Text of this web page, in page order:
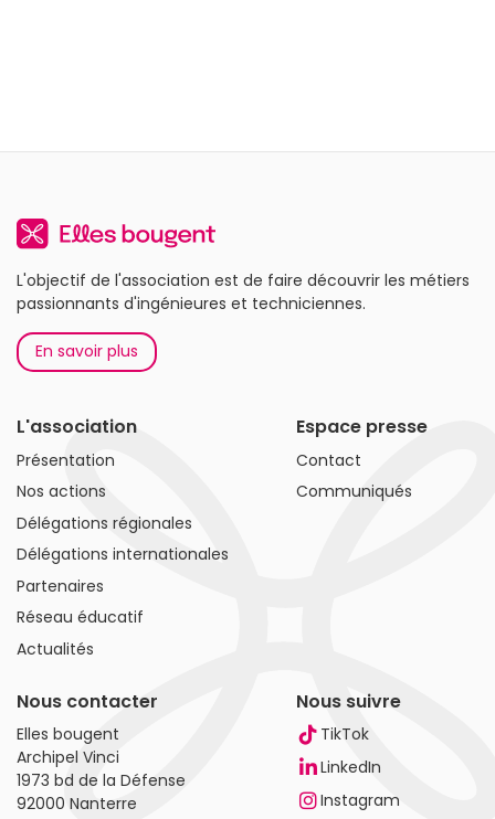
L'objectif de l'association est de faire découvrir les métiers
passionnants d'ingénieures et techniciennes.
En savoir plus
L'association
Présentation
Nos actions
Délégations régionales
Délégations internationales
Partenaires
Réseau éducatif
Actualités
Espace presse
Contact
Communiqués
Nous contacter
Elles bougent
Archipel Vinci
1973 bd de la Défense
92000 Nanterre
Nous suivre
TikTok
LinkedIn
Instagram